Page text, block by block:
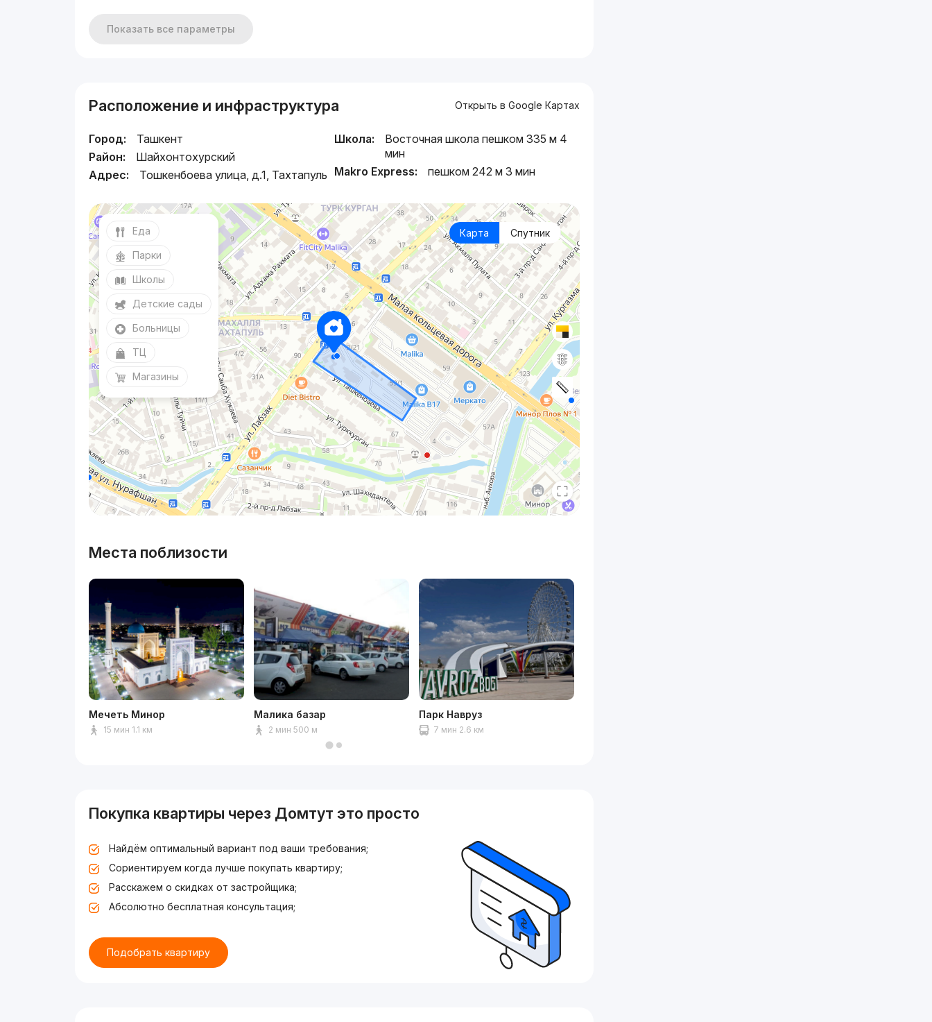
Показать все параметры
Расположение и инфраструктура Открыть в Google Картах
Город:
Ташкент
Район:
Шайхонтохурский
Адрес:
Тошкенбоева улица, д.1, Тахтапуль
Школа:
Восточная школа пешком 335 м 4
мин
Makro Express:
пешком 242 м 3 мин
Карта Спутник
Еда
Парки
Школы
Детские сады
Больницы
ТЦ
Магазины
Места поблизости
Мечеть Минор
15 мин 1.1 км
Малика базар
2 мин 500 м
Парк Навруз
7 мин 2.6 км
Покупка квартиры через Домтут это просто
Найдём оптимальный вариант под ваши требования;
Сориентируем когда лучше покупать квартиру;
Расскажем о скидках от застройщика;
Абсолютно бесплатная консультация;
Подобрать квартиру